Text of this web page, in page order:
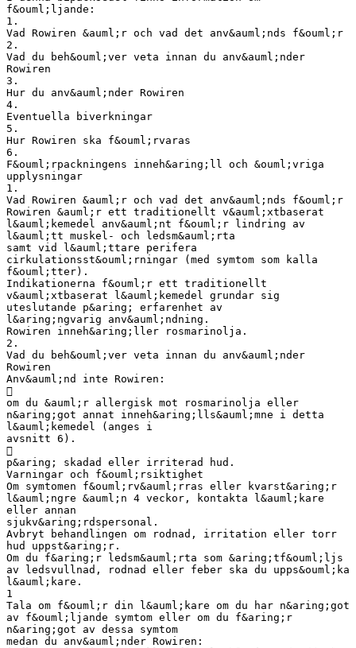
f&ouml;ljande:
1.
Vad Rowiren &auml;r och vad det anv&auml;nds f&ouml;r
2.
Vad du beh&ouml;ver veta innan du anv&auml;nder
Rowiren
3.
Hur du anv&auml;nder Rowiren
4.
Eventuella biverkningar
5.
Hur Rowiren ska f&ouml;rvaras
6.
F&ouml;rpackningens inneh&aring;ll och &ouml;vriga
upplysningar
1.
Vad Rowiren &auml;r och vad det anv&auml;nds f&ouml;r
Rowiren &auml;r ett traditionellt v&auml;xtbaserat
l&auml;kemedel anv&auml;nt f&ouml;r lindring av
l&auml;tt muskel- och ledsm&auml;rta
samt vid l&auml;ttare perifera
cirkulationsst&ouml;rningar (med symtom som kalla
f&ouml;tter).
Indikationerna f&ouml;r ett traditionellt
v&auml;xtbaserat l&auml;kemedel grundar sig
uteslutande p&aring; erfarenhet av
l&aring;ngvarig anv&auml;ndning.
Rowiren inneh&aring;ller rosmarinolja.
2.
Vad du beh&ouml;ver veta innan du anv&auml;nder
Rowiren
Anv&auml;nd inte Rowiren:

om du &auml;r allergisk mot rosmarinolja eller
n&aring;got annat inneh&aring;lls&auml;mne i detta
l&auml;kemedel (anges i
avsnitt 6).

p&aring; skadad eller irriterad hud.
Varningar och f&ouml;rsiktighet
Om symtomen f&ouml;rv&auml;rras eller kvarst&aring;r
l&auml;ngre &auml;n 4 veckor, kontakta l&auml;kare
eller annan
sjukv&aring;rdspersonal.
Avbryt behandlingen om rodnad, irritation eller torr
hud uppst&aring;r.
Om du f&aring;r ledsm&auml;rta som &aring;tf&ouml;ljs
av ledsvullnad, rodnad eller feber ska du upps&ouml;ka
l&auml;kare.
1
Tala om f&ouml;r din l&auml;kare om du har n&aring;got
av f&ouml;ljande symtom eller om du f&aring;r
n&aring;got av dessa symtom
medan du anv&auml;nder Rowiren: